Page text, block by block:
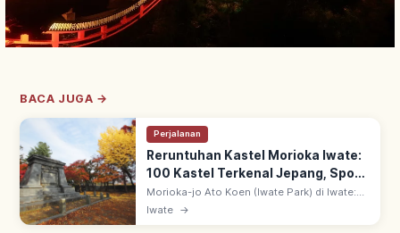
BACA JUGA →
Perjalanan
Reruntuhan Kastel Morioka Iwate:
100 Kastel Terkenal Jepang, Spot
Utama
Morioka-jo Ato Koen (Iwate Park) di Iwate:
bekas Kastel Morioka klan Nanbu 1597-1633.
Iwate →